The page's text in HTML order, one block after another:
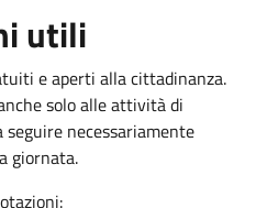
utili
e aperti alla cittadinanza.
solo alle attività di
necessariamente
giornata.